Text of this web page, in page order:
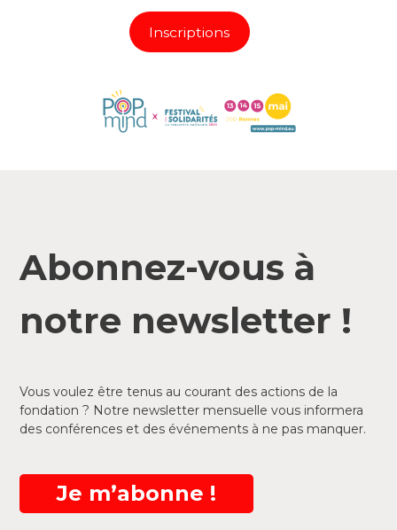
Inscriptions
Abonnez-vous à
notre newsletter !
Vous voulez être tenus au courant des actions de la
fondation ? Notre newsletter mensuelle vous informera
des conférences et des événements à ne pas manquer.
Je m’abonne !